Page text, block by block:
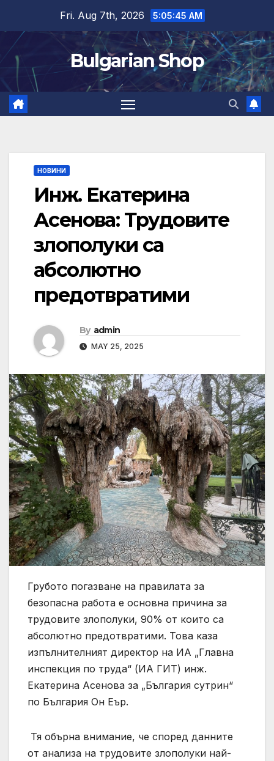
content
Fri. Aug 7th, 2026 5:05:46 AM
Bulgarian Shop
НОВИНИ
Инж. Екатерина
Асенова: Трудовите
злополуки са
абсолютно
предотвратими
By admin
MAY 25, 2025
Грубото погазване на правилата за
безопасна работа е основна причина за
трудовите злополуки, 90% от които са
абсолютно предотвратими. Това каза
изпълнителният директор на ИА „Главна
инспекция по труда“ (ИА ГИТ) инж.
Екатерина Асенова за „България сутрин“
по България Он Еър.
Тя обърна внимание, че според данните
от анализа на трудовите злополуки най-